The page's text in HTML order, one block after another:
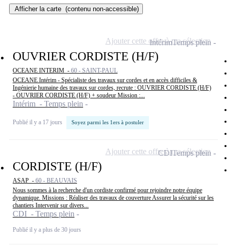
Afficher la carte (contenu non-accessible)
OUVRIER CORDISTE (H/F)
OCEANE INTERIM - 60 - SAINT-PAUL
OCEANE Intérim - Spécialiste des travaux sur cordes et en accès difficiles &
Ingénierie humaine des travaux sur cordes, recrute : OUVRIER CORDISTE (H/F)
- OUVRIER CORDISTE (H/F) + soudeur Mission :...
Intérim - Temps plein
Publié il y a 17 jours Soyez parmi les 1ers à postuler
IntérimTemps plein
Ajouter cette offre à ma sélection
CORDISTE (H/F)
ASAP - 60 - BEAUVAIS
Nous sommes à la recherche d'un cordiste confirmé pour rejoindre notre équipe
dynamique. Missions : Réaliser des travaux de couverture Assurer la sécurité sur les
chantiers Intervenir sur divers...
CDI - Temps plein
Publié il y a plus de 30 jours
CDITemps plein
Ajouter cette offre à ma sélection